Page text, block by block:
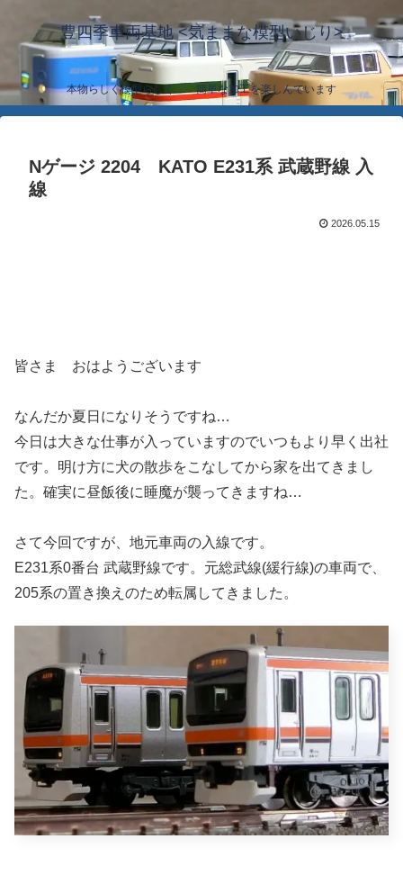
豊四季車両基地 <気ままな模型いじり>
本物らしく模型らしく… 簡単な加工を楽しんでいます
Nゲージ 2204 KATO E231系 武蔵野線 入
線
2026.05.15
皆さま おはようございます
なんだか夏日になりそうですね…
今日は大きな仕事が入っていますのでいつもより早く出社
です。明け方に犬の散歩をこなしてから家を出てきまし
た。確実に昼飯後に睡魔が襲ってきますね…
さて今回ですが、地元車両の入線です。
E231系0番台 武蔵野線です。元総武線(緩行線)の車両で、
205系の置き換えのため転属してきました。